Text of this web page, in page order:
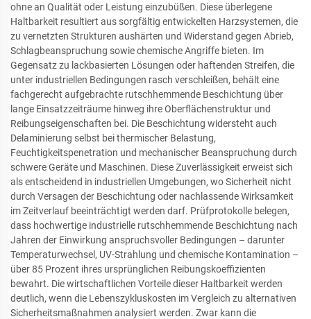
ohne an Qualität oder Leistung einzubüßen. Diese überlegene
Haltbarkeit resultiert aus sorgfältig entwickelten Harzsystemen, die
zu vernetzten Strukturen aushärten und Widerstand gegen Abrieb,
Schlagbeanspruchung sowie chemische Angriffe bieten. Im
Gegensatz zu lackbasierten Lösungen oder haftenden Streifen, die
unter industriellen Bedingungen rasch verschleißen, behält eine
fachgerecht aufgebrachte rutschhemmende Beschichtung über
lange Einsatzzeiträume hinweg ihre Oberflächenstruktur und
Reibungseigenschaften bei. Die Beschichtung widersteht auch
Delaminierung selbst bei thermischer Belastung,
Feuchtigkeitspenetration und mechanischer Beanspruchung durch
schwere Geräte und Maschinen. Diese Zuverlässigkeit erweist sich
als entscheidend in industriellen Umgebungen, wo Sicherheit nicht
durch Versagen der Beschichtung oder nachlassende Wirksamkeit
im Zeitverlauf beeinträchtigt werden darf. Prüfprotokolle belegen,
dass hochwertige industrielle rutschhemmende Beschichtung nach
Jahren der Einwirkung anspruchsvoller Bedingungen – darunter
Temperaturwechsel, UV-Strahlung und chemische Kontamination –
über 85 Prozent ihres ursprünglichen Reibungskoeffizienten
bewahrt. Die wirtschaftlichen Vorteile dieser Haltbarkeit werden
deutlich, wenn die Lebenszykluskosten im Vergleich zu alternativen
Sicherheitsmaßnahmen analysiert werden. Zwar kann die